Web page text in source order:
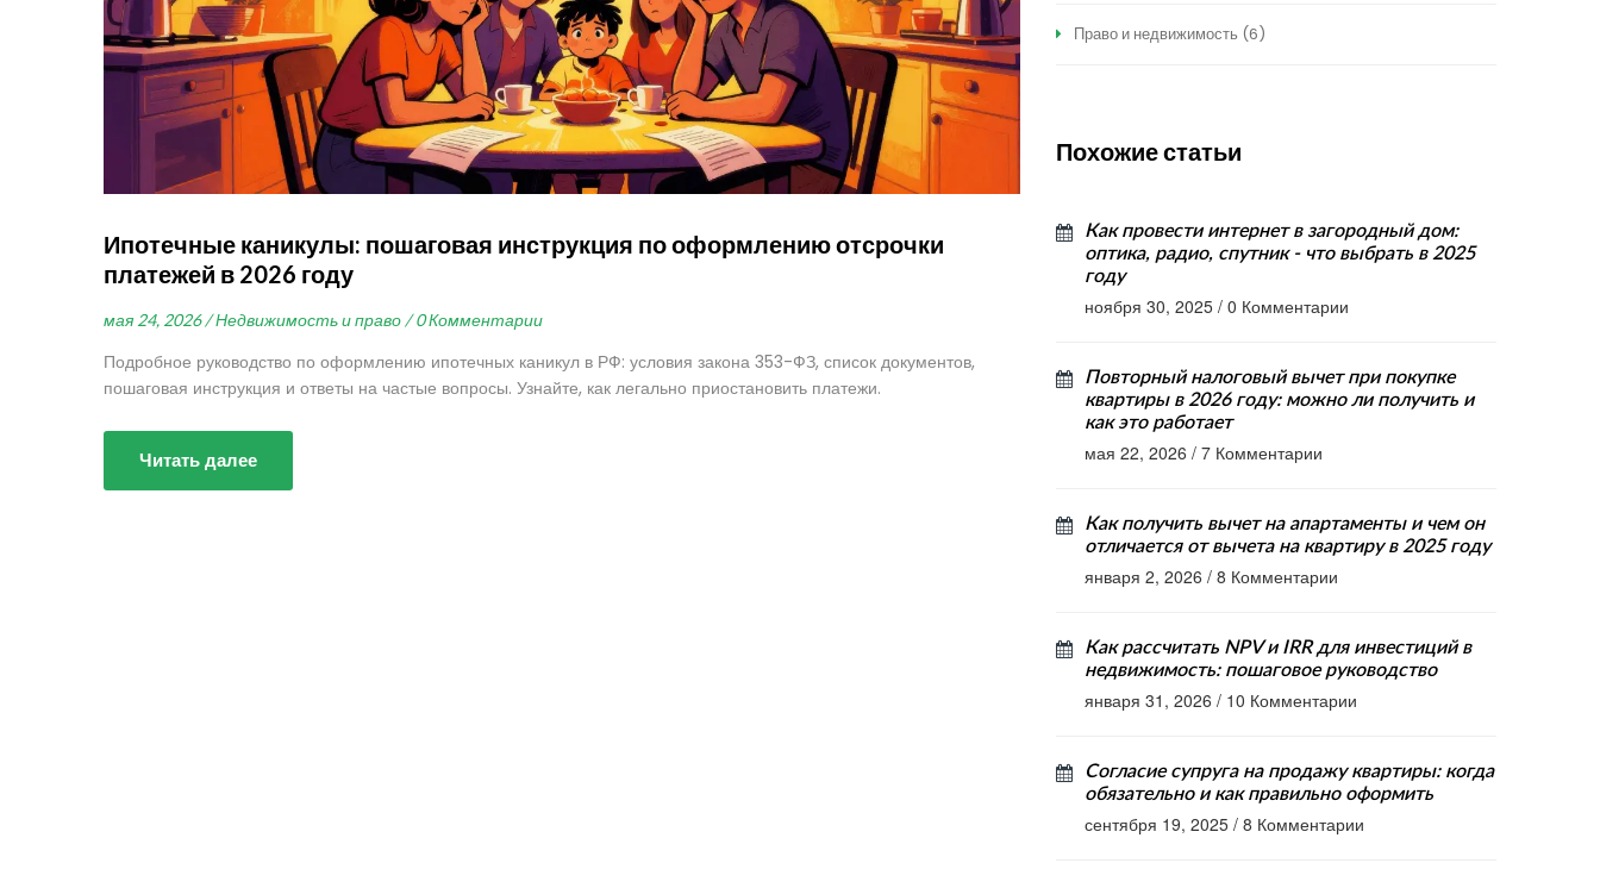
Ипотечные каникулы: пошаговая инструкция по оформлению отсрочки
платежей в 2026 году
мая 24, 2026 / Недвижимость и право / 0 Комментарии
Подробное руководство по оформлению ипотечных каникул в РФ: условия закона 353-ФЗ, список документов,
пошаговая инструкция и ответы на частые вопросы. Узнайте, как легально приостановить платежи.
Читать далее
Право и недвижимость (6)
Похожие статьи
Как провести интернет в загородный дом:
оптика, радио, спутник - что выбрать в 2025
году
ноября 30, 2025 / 0 Комментарии
Повторный налоговый вычет при покупке
квартиры в 2026 году: можно ли получить и
как это работает
мая 22, 2026 / 7 Комментарии
Как получить вычет на апартаменты и чем он
отличается от вычета на квартиру в 2025 году
января 2, 2026 / 8 Комментарии
Как рассчитать NPV и IRR для инвестиций в
недвижимость: пошаговое руководство
января 31, 2026 / 10 Комментарии
Согласие супруга на продажу квартиры: когда
обязательно и как правильно оформить
сентября 19, 2025 / 8 Комментарии